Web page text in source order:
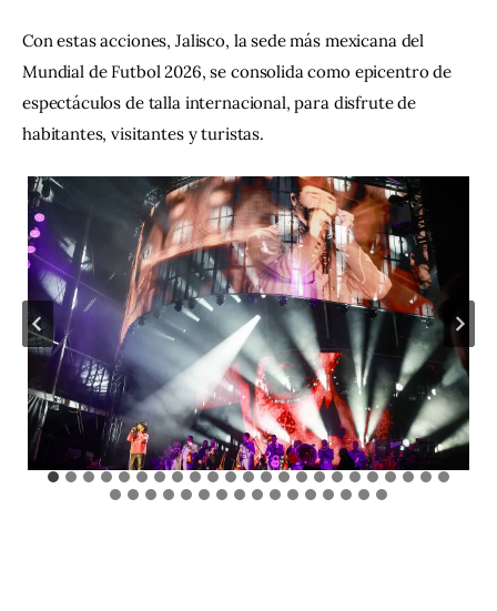
Con estas acciones, Jalisco, la sede más mexicana del
Mundial de Futbol 2026, se consolida como epicentro de
espectáculos de talla internacional, para disfrute de
habitantes, visitantes y turistas.